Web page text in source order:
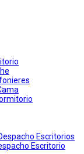
Escritorios
Escritorio